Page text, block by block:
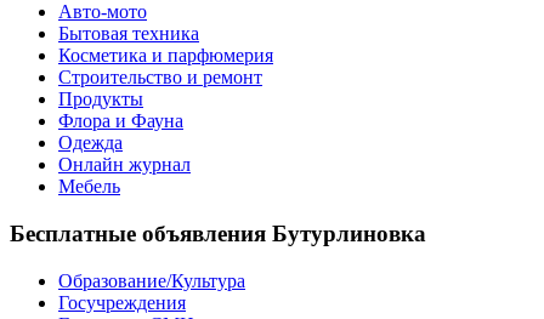
Авто-мото
Бытовая техника
Косметика и парфюмерия
Строительство и ремонт
Продукты
Флора и Фауна
Одежда
Онлайн журнал
Мебель
Бесплатные объявления Бутурлиновка
Образование/Культура
Госучреждения